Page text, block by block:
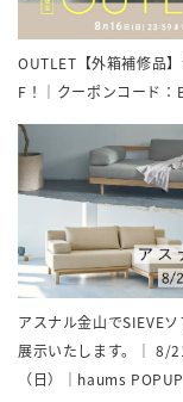
OUTLET【外箱補修品
F！｜クーポンコード：
アスナル金山でSIEVE
展示いたします。｜ 8/
（日）｜haums